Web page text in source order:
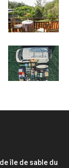
île de sable du